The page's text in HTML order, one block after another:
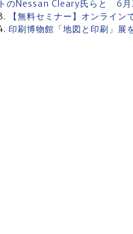
トのNessan Cleary氏らと 6月
【無料セミナー】オンライ
印刷博物館「地図と印刷」